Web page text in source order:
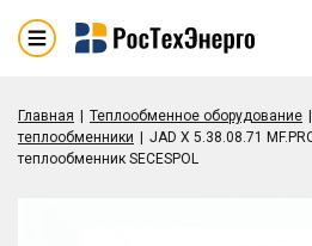
Главная Теплообменное оборудование
теплообменники
JAD X 5.38.08.71
теплообменник SECESPOL